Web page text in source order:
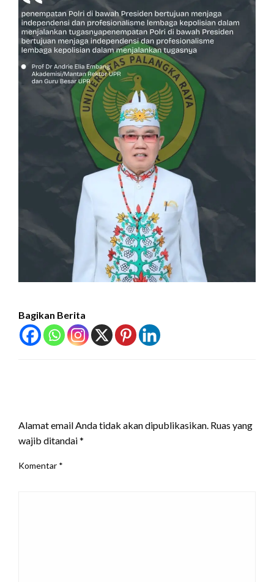
Bagikan Berita
Alamat email Anda tidak akan dipublikasikan. Ruas yang
wajib ditandai*
Komentar *